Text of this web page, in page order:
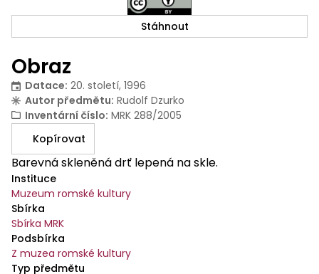
Obraz
Datace: 20. století, 1996
Autor předmětu: Rudolf Dzurko
Inventární číslo: MRK 288/2005
Kopírovat
Barevná skleněná drť lepená na skle.
Instituce
Muzeum romské kultury
Sbírka
Sbírka MRK
Podsbírka
Z muzea romské kultury
Typ předmětu
Stáhnout